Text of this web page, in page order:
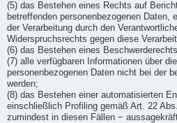
(5) das Bestehen eines Rechts auf
betreffenden personenbezogenen Daten,
der Verarbeitung durch den
Widerspruchsrechts gegen diese
(6) das Bestehen eines
(7) alle verfügbaren Informationen über
personenbezogenen Daten nicht bei der
werden;
(8) das Bestehen einer automatisierten
einschließlich Profiling gemäß Art. 22
zumindest in diesen Fällen −